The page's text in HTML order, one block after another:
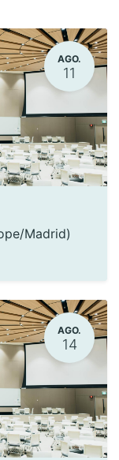
AGO.
11
Madrid)
AGO.
14